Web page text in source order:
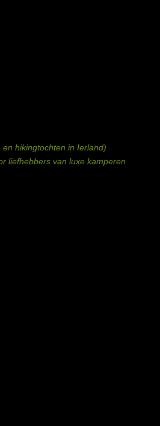
hikingtochten in Ierland)
liefhebbers van luxe kamperen